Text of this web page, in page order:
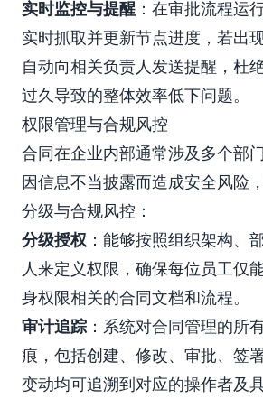
实时监控与提醒 ：在审批流程运
实时抓取并更新节点进度，若出
自动向相关负责人发送提醒，杜
过久导致的整体效率低下问题。
权限管理与合规风控
合同在企业内部通常涉及多个部
因信息不当披露而造成安全风险
分级与合规风控：
分级授权 ：能够按照组织架构、
人来定义权限，确保每位员工仅
身权限相关的合同文档和流程。
审计追踪 ：系统对合同管理的所
痕，包括创建、修改、审批、签
变动均可追溯到对应的操作者及